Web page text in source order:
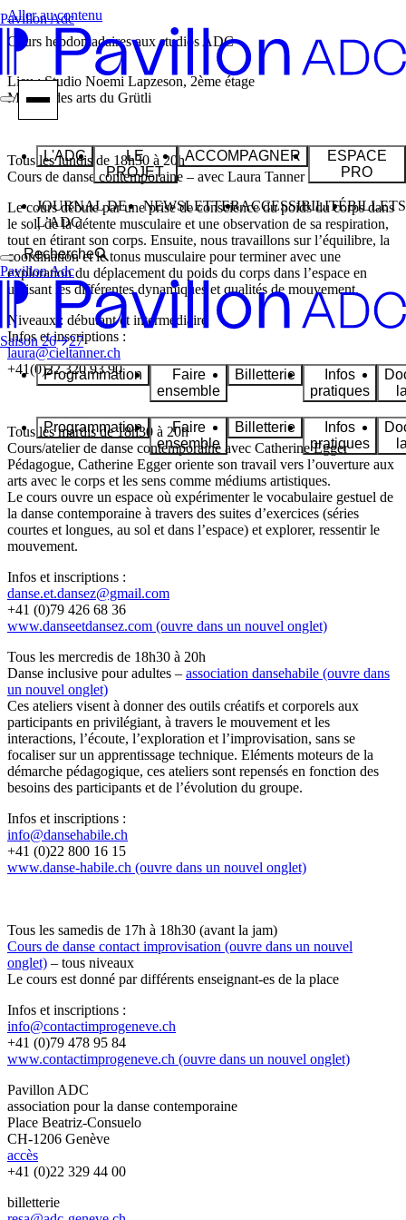
Aller au contenu
Pavillon Adc
L'ADC
LE
PROJET
ACCOMPAGNER
ESPACE
PRO
JOURNAL DE
L’ADC
NEWSLETTERACCESSIBILITÉBILLETS
Recherche
Pavillon Adc
Saison 26 27
Programmation
Faire
ensemble
Billetterie
Infos
pratiques
Programmation
Faire
ensemble
Billetterie
Infos
pratiques
Cours hebdomadaires aux studios ADC
Lieu : Studio Noemi Lapzeson, 2ème étage
Maison des arts du Grütli
Tous les lundis de 18h30 à 20h
Cours de danse contemporaine – avec Laura Tanner
Le cours débute par une prise de conscience du poids du corps dans
le sol, de la détente musculaire et une observation de sa respiration,
tout en étirant son corps. Ensuite, nous travaillons sur l’équilibre, la
coordination et le tonus musculaire pour terminer avec une
exploration du déplacement du poids du corps dans l’espace en
utilisant les différentes dynamiques et qualités de mouvement.
Niveaux : débutant et intermédiaire
Infos et inscriptions :
laura@cieltanner.ch
+41(0)22 320 93 90
Tous les mardis de 18h30 à 20h
Cours/atelier de danse contemporaine avec Catherine Egger
Pédagogue, Catherine Egger oriente son travail vers l’ouverture aux
arts avec le corps et les sens comme médiums artistiques.
Le cours ouvre un espace où expérimenter le vocabulaire gestuel de
la danse contemporaine à travers des suites d’exercices (séries
courtes et longues, au sol et dans l’espace) et explorer, ressentir le
mouvement.
Infos et inscriptions :
danse.et.dansez@gmail.com
+41 (0)79 426 68 36
www.danseetdansez.com (ouvre dans un nouvel onglet)
Tous les mercredis de 18h30 à 20h
Danse inclusive pour adultes – association dansehabile (ouvre dans
un nouvel onglet)
Ces ateliers visent à donner des outils créatifs et corporels aux
participants en privilégiant, à travers le mouvement et les
interactions, l’écoute, l’exploration et l’improvisation, sans se
focaliser sur un apprentissage technique. Eléments moteurs de la
démarche pédagogique, ces ateliers sont repensés en fonction des
besoins des participants et de l’évolution du groupe.
Infos et inscriptions :
info@dansehabile.ch
+41 (0)22 800 16 15
www.danse-habile.ch (ouvre dans un nouvel onglet)
Tous les samedis de 17h à 18h30 (avant la jam)
Cours de danse contact improvisation (ouvre dans un nouvel
onglet) – tous niveaux
Le cours est donné par différents enseignant-es de la place
Infos et inscriptions :
info@contactimprogeneve.ch
+41 (0)79 478 95 84
www.contactimprogeneve.ch (ouvre dans un nouvel onglet)
Pavillon ADC
association pour la danse contemporaine
Place Beatriz-Consuelo
CH-1206 Genève
accès
+41 (0)22 329 44 00
billetterie